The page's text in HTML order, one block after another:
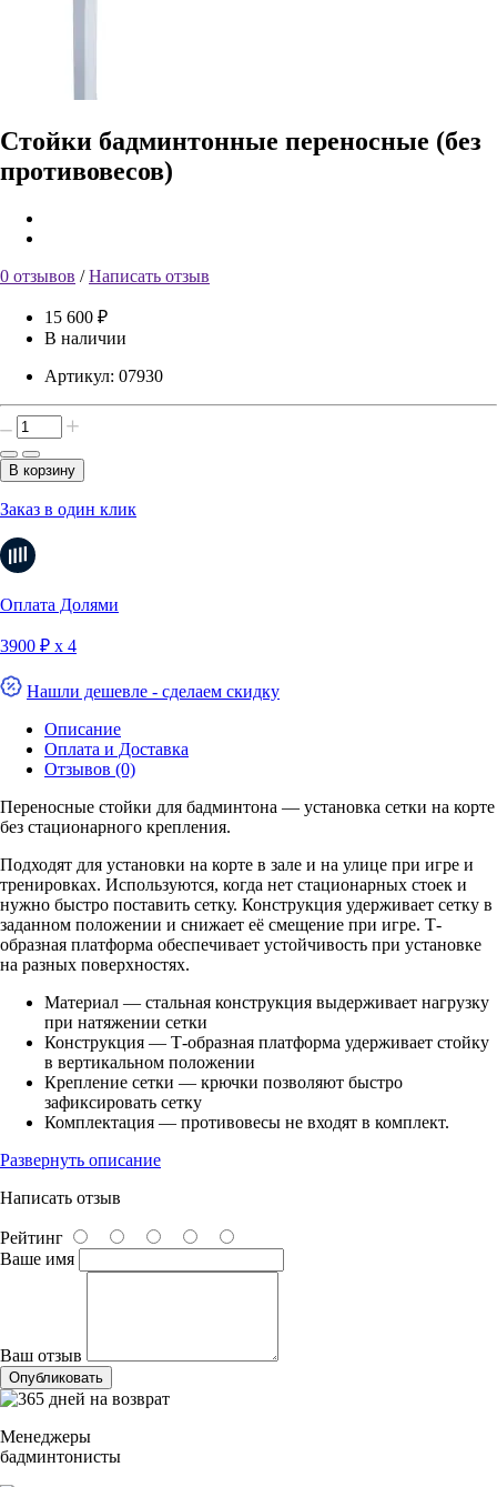
Стойки бадминтонные переносные (без
противовесов)
0 отзывов /Написать отзыв
15 600 ₽
В наличии
Артикул: 07930
В корзину
Заказ в один клик
Оплата Долями
3900 ₽ х 4
Нашли дешевле - сделаем скидку
Описание
Оплата и Доставка
Отзывов (0)
Переносные стойки для бадминтона — установка сетки на корте
без стационарного крепления.
Подходят для установки на корте в зале и на улице при игре и
тренировках. Используются, когда нет стационарных стоек и
нужно быстро поставить сетку. Конструкция удерживает сетку в
заданном положении и снижает её смещение при игре. Т-
образная платформа обеспечивает устойчивость при установке
на разных поверхностях.
Материал — стальная конструкция выдерживает нагрузку
при натяжении сетки
Конструкция — Т-образная платформа удерживает стойку
в вертикальном положении
Крепление сетки — крючки позволяют быстро
зафиксировать сетку
Комплектация — противовесы не входят в комплект.
Развернуть описание
Написать отзыв
Рейтинг
Ваше имя
Ваш отзыв
Опубликовать
Менеджеры
бадминтонисты